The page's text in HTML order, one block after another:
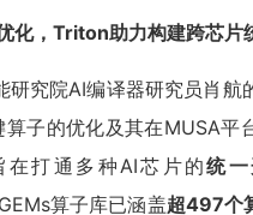
化，Triton助力构建跨芯片
研究院AI编译器研究员肖航
子的优化及其在MUSA平
在打通多种AI芯片的统
算子库已涵盖超497个